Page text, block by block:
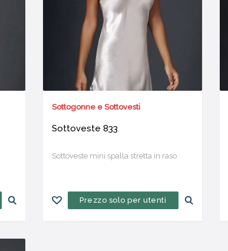
Sottogonne e Sottovesti
Sottoveste 833
Sottoveste mini spalla stretta in raso
Prezzo solo per utenti